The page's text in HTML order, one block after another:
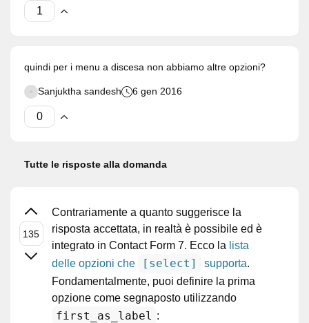
quindi per i menu a discesa non abbiamo altre opzioni?
Sanjuktha sandesh 6 gen 2016
Tutte le risposte alla domanda
Contrariamente a quanto suggerisce la
risposta accettata, in realtà è possibile ed è
integrato in Contact Form 7. Ecco la lista
delle opzioni che
[select] supporta.
Fondamentalmente, puoi definire la prima
opzione come segnaposto utilizzando
first_as_label :